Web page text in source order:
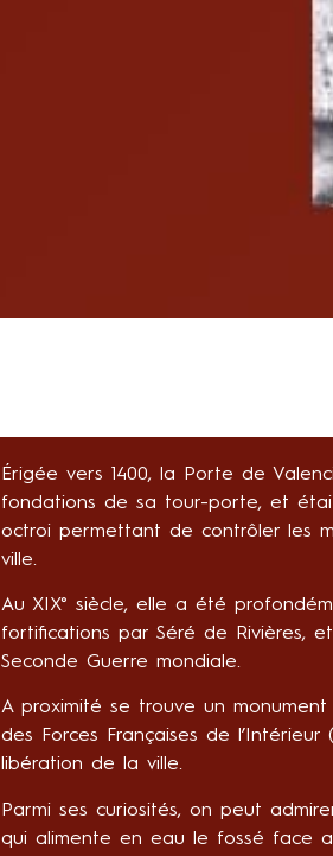
Érigée vers 1400, la Porte de
fondations de sa tour-porte, et
octroi permettant de contrôler les
ville.
Au XIX° siècle, elle a été
fortifications par Séré de Rivières,
Seconde Guerre mondiale.
A proximité se trouve un
des Forces Françaises de
libération de la ville.
Parmi ses curiosités, on peut
qui alimente en eau le fossé face